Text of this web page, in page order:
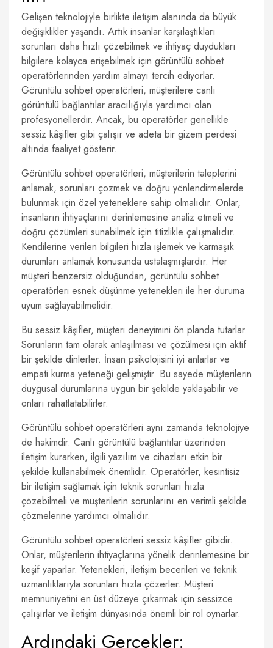
Gelişen teknolojiyle birlikte iletişim alanında da büyük
değişiklikler yaşandı. Artık insanlar karşılaştıkları
sorunları daha hızlı çözebilmek ve ihtiyaç duydukları
bilgilere kolayca erişebilmek için görüntülü sohbet
operatörlerinden yardım almayı tercih ediyorlar.
Görüntülü sohbet operatörleri, müşterilere canlı
görüntülü bağlantılar aracılığıyla yardımcı olan
profesyonellerdir. Ancak, bu operatörler genellikle
sessiz kâşifler gibi çalışır ve adeta bir gizem perdesi
altında faaliyet gösterir.
Görüntülü sohbet operatörleri, müşterilerin taleplerini
anlamak, sorunları çözmek ve doğru yönlendirmelerde
bulunmak için özel yeteneklere sahip olmalıdır. Onlar,
insanların ihtiyaçlarını derinlemesine analiz etmeli ve
doğru çözümleri sunabilmek için titizlikle çalışmalıdır.
Kendilerine verilen bilgileri hızla işlemek ve karmaşık
durumları anlamak konusunda ustalaşmışlardır. Her
müşteri benzersiz olduğundan, görüntülü sohbet
operatörleri esnek düşünme yetenekleri ile her duruma
uyum sağlayabilmelidir.
Bu sessiz kâşifler, müşteri deneyimini ön planda tutarlar.
Sorunların tam olarak anlaşılması ve çözülmesi için aktif
bir şekilde dinlerler. İnsan psikolojisini iyi anlarlar ve
empati kurma yeteneği gelişmiştir. Bu sayede müşterilerin
duygusal durumlarına uygun bir şekilde yaklaşabilir ve
onları rahatlatabilirler.
Görüntülü sohbet operatörleri aynı zamanda teknolojiye
de hakimdir. Canlı görüntülü bağlantılar üzerinden
iletişim kurarken, ilgili yazılım ve cihazları etkin bir
şekilde kullanabilmek önemlidir. Operatörler, kesintisiz
bir iletişim sağlamak için teknik sorunları hızla
çözebilmeli ve müşterilerin sorunlarını en verimli şekilde
çözmelerine yardımcı olmalıdır.
Görüntülü sohbet operatörleri sessiz kâşifler gibidir.
Onlar, müşterilerin ihtiyaçlarına yönelik derinlemesine bir
keşif yaparlar. Yetenekleri, iletişim becerileri ve teknik
uzmanlıklarıyla sorunları hızla çözerler. Müşteri
memnuniyetini en üst düzeye çıkarmak için sessizce
çalışırlar ve iletişim dünyasında önemli bir rol oynarlar.
Ardındaki Gerçekler: